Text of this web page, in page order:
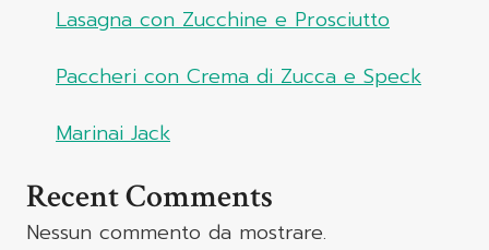
Lasagna con Zucchine e Prosciutto
Paccheri con Crema di Zucca e Speck
Marinai Jack
Recent Comments
Nessun commento da mostrare.